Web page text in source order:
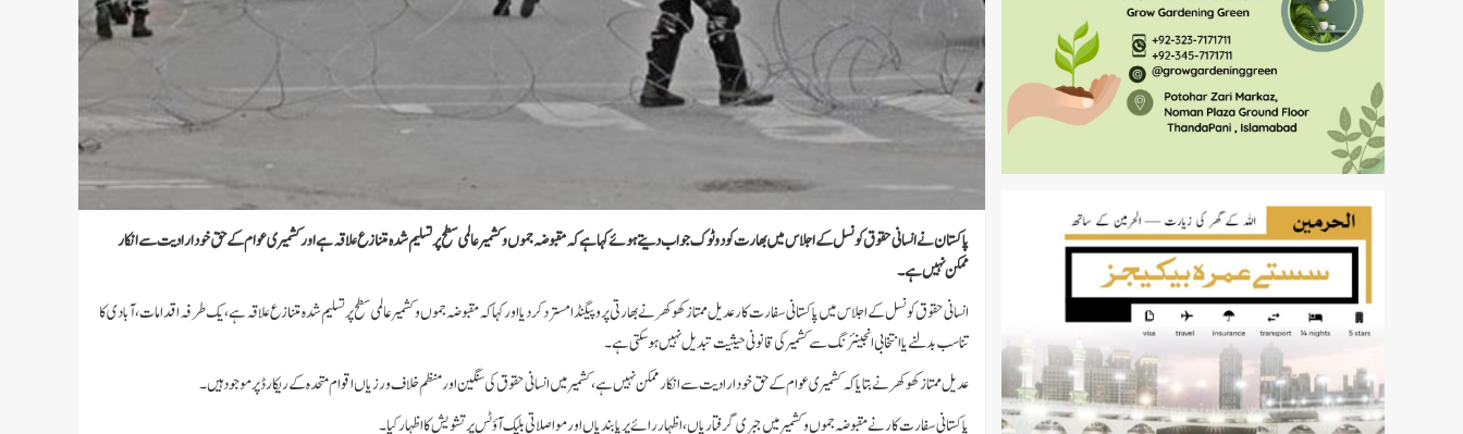
پاکستان نے انسانی حقوق کونسل کے اجلاس میں بھارت کو دوٹوک جواب دیتے ہوئے کہا ہے کہ مقبوضہ جموں وکشمیر عالمی سطح پر تسلیم شدہ متنازع علاقہ ہے اور کشمیری عوام کے حق خودارادیت سے انکار
ممکن نہیں ہے۔
انسانی حقوق کونسل کے اجلاس میں پاکستانی سفارت کار عدیل ممتاز کھوکھر نے بھارتی پروپیگنڈا مسترد کر دیا اور کہا کہ مقبوضہ جموں و کشمیر عالمی سطح پر تسلیم شدہ متنازع علاقہ ہے، یک طرفہ اقدامات، آبادی کا
تناسب بدلنے یا انتخابی انجینئرنگ سے کشمیر کی قانونی حیثیت تبدیل نہیں ہو سکتی ہے۔
عدیل ممتاز کھوکھر نے بتایا کہ کشمیری عوام کے حق خودارادیت سے انکار ممکن نہیں ہے، کشمیر میں انسانی حقوق کی سنگین اور منظم خلاف ورزیاں اقوام متحدہ کے ریکارڈ پر موجود ہیں۔
پاکستانی سفارت کار نے مقبوضہ جموں و کشمیر میں جبری گرفتاریاں، اظہار رائے پر پابندیاں اور مواصلاتی بلیک آؤٹس پر تشویش کا اظہار کیا۔